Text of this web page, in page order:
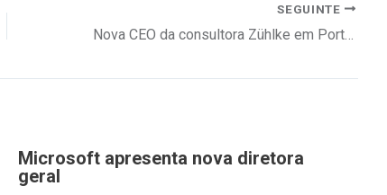
SEGUINTE
Microsoft apresenta nova diretora
geral